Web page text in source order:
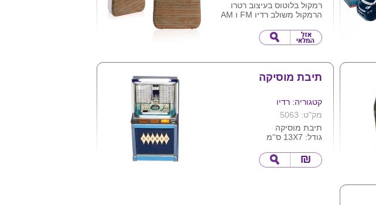
רמקול בלוטוס בעיצוב רטרו
הרמקול משולב רדיו FM ו AM
קורא זיכרון TF
ניתן למתג את המוצר בלוגו
מגיע בקופסא קרטון
תיבת מוסיקה
קטגוריה: רדיו
מק"ט: 5063
תיבת מוסיקה
גודל: 13X7 ס''מ